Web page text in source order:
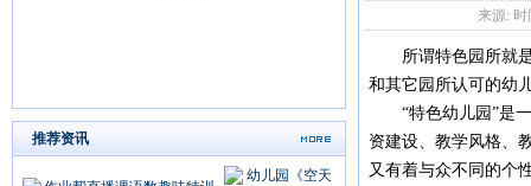
推荐资讯
来源: 时
所谓特色园所就是
和其它园所认可的幼
“特色幼儿园”是一
资建设、教学风格、
又有着与众不同的个